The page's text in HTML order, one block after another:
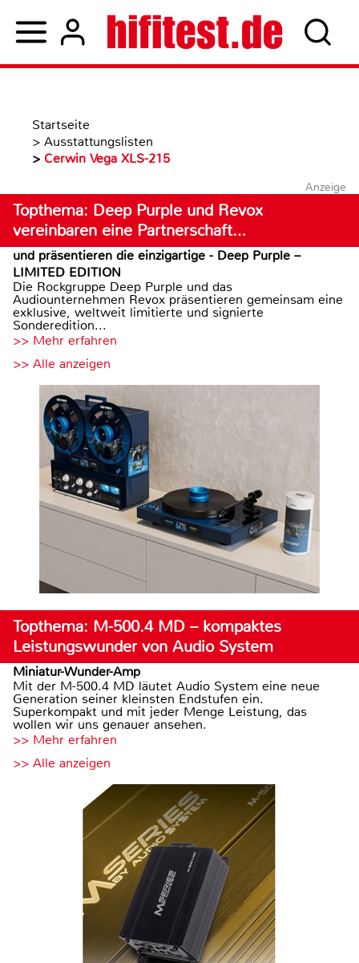
Startseite
> Ausstattungslisten
> Cerwin Vega XLS-215
Anzeige
Topthema: Deep Purple und Revox
vereinbaren eine Partnerschaft…
und präsentieren die einzigartige - Deep Purple –
LIMITED EDITION
Die Rockgruppe Deep Purple und das
Audiounternehmen Revox präsentieren gemeinsam eine
exklusive, weltweit limitierte und signierte
Sonderedition...
>> Mehr erfahren
>> Alle anzeigen
Topthema: M-500.4 MD – kompaktes
Leistungswunder von Audio System
Miniatur-Wunder-Amp
Mit der M-500.4 MD läutet Audio System eine neue
Generation seiner kleinsten Endstufen ein.
Superkompakt und mit jeder Menge Leistung, das
wollen wir uns genauer ansehen.
>> Mehr erfahren
>> Alle anzeigen